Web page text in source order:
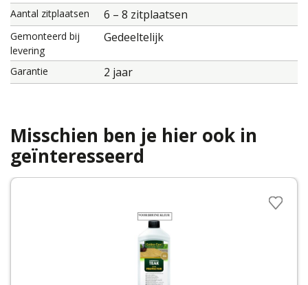
Aantal zitplaatsen 6 – 8 zitplaatsen
Gemonteerd bij
levering
Gedeeltelijk
Garantie 2 jaar
Misschien ben je hier ook in
geïnteresseerd